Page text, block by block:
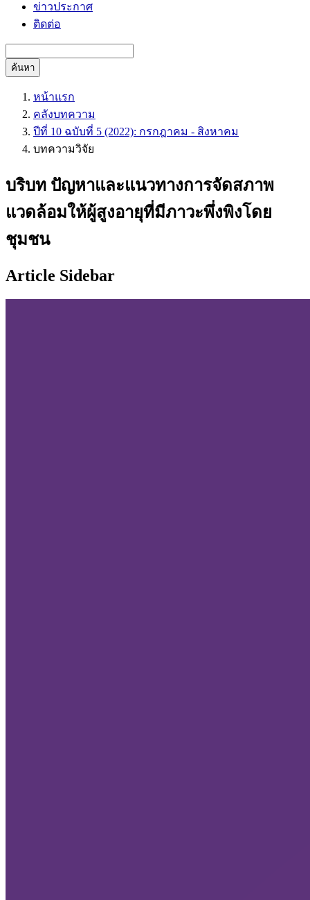
ข่าวประกาศ
ติดต่อ
ค้นหา
หน้าแรก
คลังบทความ
ปีที่ 10 ฉบับที่ 5 (2022): กรกฎาคม - สิงหาคม
บทความวิจัย
บริบท ปัญหาและแนวทางการจัดสภาพ
แวดล้อมให้ผู้สูงอายุที่มีภาวะพึ่งพิงโดย
ชุมชน
Article Sidebar